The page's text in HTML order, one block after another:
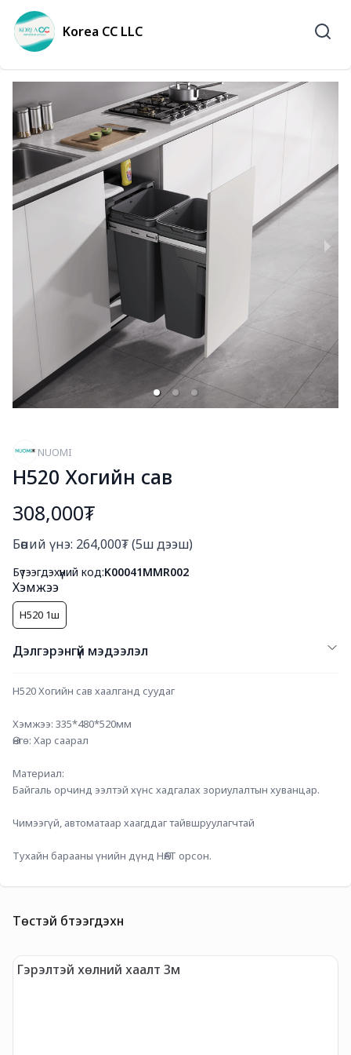
Korea CC LLC
NUOMI
H520 Хогийн сав
308,000₮
Бөөний үнэ: 264,000₮ (5ш дээш)
Бүтээгдэхүүний код:K00041MMR002
Хэмжээ
H520 1ш
Дэлгэрэнгүй мэдээлэл
H520 Хогийн сав хаалганд суудаг
Хэмжээ: 335*480*520мм
Өнгө: Хар саарал
Материал:
Байгаль орчинд ээлтэй хүнс хадгалах зориулалтын хуванцар.
Чимээгүй, автоматаар хаагддаг тайвшруулагчтай
Тухайн барааны үнийн дүнд НӨАТ орсон.
Төстэй бүтээгдэхүүн
Гэрэлтэй хөлний хаалт 3м